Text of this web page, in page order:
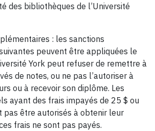
des bibliothèques de l’Université
: les sanctions
peuvent être appliquées le
York peut refuser de remettre à
de notes, ou ne pas l’autoriser à
ou à recevoir son diplôme. Les
ayant des frais impayés de 25 $ ou
pas être autorisés à obtenir leur
frais ne sont pas payés.